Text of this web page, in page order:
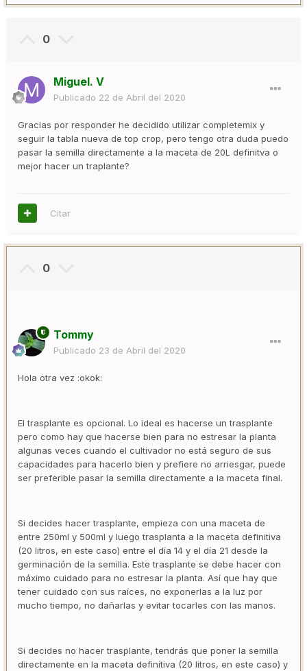
0
Miguel. V
Publicado 22 de Abril del 2020
Gracias por responder he decidido utilizar completemix y
seguir la tabla nueva de top crop, pero tengo otra duda puedo
pasar la semilla directamente a la maceta de 20L definitva o
mejor hacer un traplante?
Citar
0
Tommy
Publicado 23 de Abril del 2020
Hola otra vez :okok:
El trasplante es opcional. Lo ideal es hacerse un trasplante
pero como hay que hacerse bien para no estresar la planta
algunas veces cuando el cultivador no está seguro de sus
capacidades para hacerlo bien y prefiere no arriesgar, puede
ser preferible pasar la semilla directamente a la maceta final.
Si decides hacer trasplante, empieza con una maceta de
entre 250ml y 500ml y luego trasplanta a la maceta definitiva
(20 litros, en este caso) entre el día 14 y el día 21 desde la
germinación de la semilla. Este trasplante se debe hacer con
máximo cuidado para no estresar la planta. Así que hay que
tener cuidado con sus raíces, no exponerlas a la luz por
mucho tiempo, no dañarlas y evitar tocarles con las manos.
Si decides no hacer trasplante, tendrás que poner la semilla
directamente en la maceta definitiva (20 litros, en este caso) y